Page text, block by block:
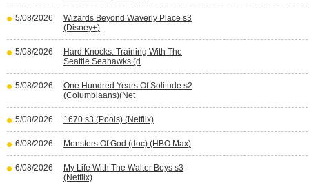
5/08/2026
Wizards Beyond Waverly Place s3
(Disney+)
5/08/2026
Hard Knocks: Training With The
Seattle Seahawks (d
5/08/2026
One Hundred Years Of Solitude s2
(Columbiaans)(Net
5/08/2026 1670 s3 (Pools) (Netflix)
6/08/2026 Monsters Of God (doc) (HBO Max)
6/08/2026
My Life With The Walter Boys s3
(Netflix)